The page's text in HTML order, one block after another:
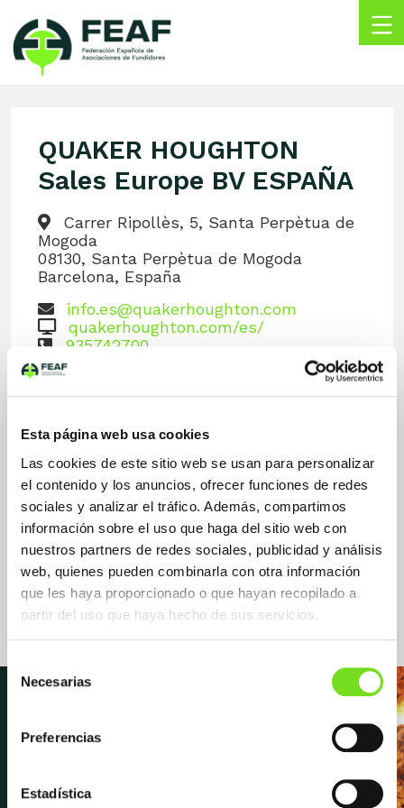
Esta página web usa cookies
Las cookies de este sitio web se usan para personalizar
el contenido y los anuncios, ofrecer funciones de redes
sociales y analizar el tráfico. Además, compartimos
información sobre el uso que haga del sitio web con
nuestros partners de redes sociales, publicidad y análisis
web, quienes pueden combinarla con otra información
que les haya proporcionado o que hayan recopilado a
partir del uso que haya hecho de sus servicios.
Selección
Necesarias
Preferencias
Estadística
content
Asociaciones
Fundidores
QUAKER HOUGHTON
Sales Europe BV ESPAÑA
Carrer Ripollès, 5, Santa Perpètua de
Mogoda
08130, Santa Perpètua de Mogoda
Barcelona, España
info.es@quakerhoughton.com
quakerhoughton.com/es/
935742700
LinkedIn
Suministradora Suministrador /
Proveedor
Otro
Newsletter